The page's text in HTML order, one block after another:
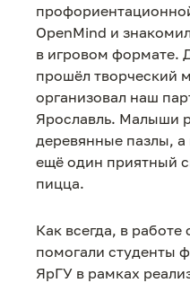
OpenMind и
в игровом формате.
прошёл творческий
организовал наш
Ярославль. Малыши
деревянные пазлы,
ещё один приятный
пицца.
Как всегда, в
помогали студенты
ЯрГУ в рамках